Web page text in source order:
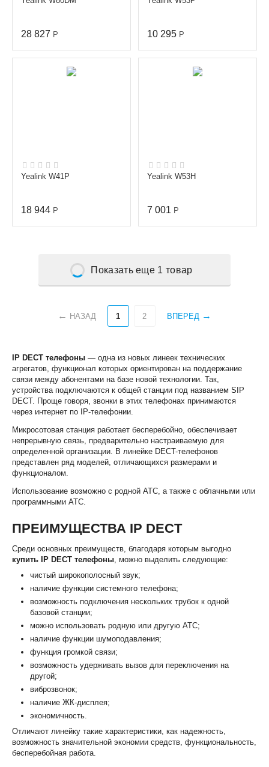
IP DECT телефоны — одна из новых линеек технических
агрегатов, функционал которых ориентирован на поддержание
связи между абонентами на базе новой технологии. Так,
устройства подключаются к общей станции под названием SIP
DECT. Проще говоря, звонки в этих телефонах принимаются
через интернет по IP-телефонии.
Микросотовая станция работает бесперебойно, обеспечивает
непрерывную связь, предварительно настраиваемую для
определенной организации. В линейке DECT-телефонов
представлен ряд моделей, отличающихся размерами и
функционалом.
Использование возможно с родной АТС, а также с облачными или
программными АТС.
ПРЕИМУЩЕСТВА IP DECT
Среди основных преимуществ, благодаря которым выгодно
купить IP DECT телефоны, можно выделить следующие:
чистый широкополосный звук;
наличие функции системного телефона;
возможность подключения нескольких трубок к одной
базовой станции;
можно использовать родную или другую АТС;
наличие функции шумоподавления;
функция громкой связи;
возможность удерживать вызов для переключения на
другой;
виброзвонок;
наличие ЖК-дисплея;
экономичность.
Отличают линейку такие характеристики, как надежность,
возможность значительной экономии средств, функциональность,
бесперебойная работа.
28 827 Р 10 295 Р
Yealink W41P
18 944 Р
Yealink W53H
7 001 Р
Показать еще 1 товар
НАЗАД 1 2 ВПЕРЕД